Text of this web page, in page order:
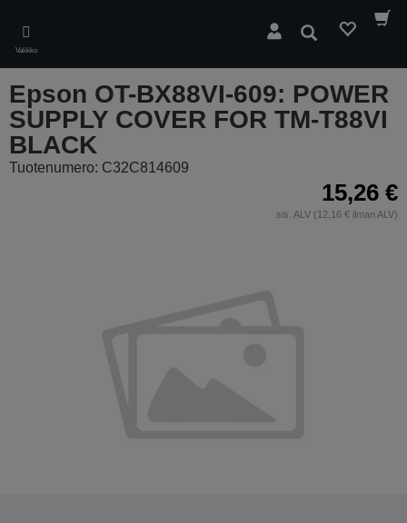
main
content
Valikko
Hae
Epson OT-BX88VI-609: POWER
SUPPLY COVER FOR TM-T88VI
BLACK
Tuotenumero: C32C814609
15,26 €
sis. ALV (12,16 € ilman ALV)